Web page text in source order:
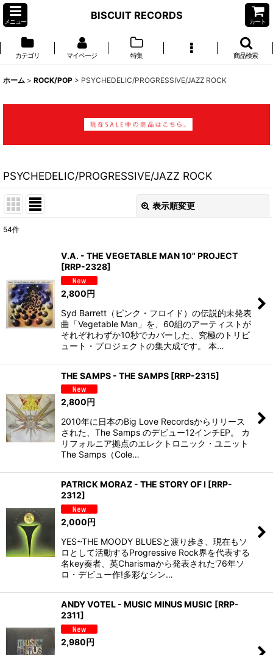
メニュー
BISCUIT RECORDS
カート
カテゴリ マイページ 特集 商品検索
ホーム > ROCK/POP > PSYCHEDELIC/PROGRESSIVE/JAZZ ROCK
PSYCHEDELIC/PROGRESSIVE/JAZZ ROCK
表示順変更
54件
V.A. - THE VEGETABLE MAN 10" PROJECT
[RRP-2328]
2,800円
Syd Barrett（ピンク・フロイド）の伝説的未発表
曲「Vegetable Man」を、60組のアーティストが
それぞれわずか10秒でカバーした、究極のトリビ
ュート・プロジェクトの集大成です。 本…
THE SAMPS - THE SAMPS [RRP-2315]
2,800円
2010年に日本のBig Love Recordsからリリース
された、The Samps のデビュー12インチEP。 カ
リフォルニア拠点のエレクトロニック・ユニット
The Samps（Cole…
PATRICK MORAZ - THE STORY OF I [RRP-
2312]
2,000円
YES~THE MOODY BLUESと渡り歩き、現在もソ
ロとして活動するProgressive Rock界を代表する
名key奏者、英Charismaから発表された'76年ソ
ロ・デビュー作!多彩なシン…
ANDY VOTEL - MUSIC MINUS MUSIC [RRP-
2311]
2,980円